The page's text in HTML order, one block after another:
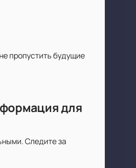
пропустить будущие
для
Следите за